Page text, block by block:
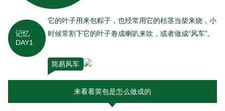
记忆
DAY1
它的叶子用来包粽子，也经常用它的枯茎当柴来烧，小
时候常割下它的叶子卷成喇叭来吹，或者做成“风车”。
简易风车
来看看荚包是怎么做成的